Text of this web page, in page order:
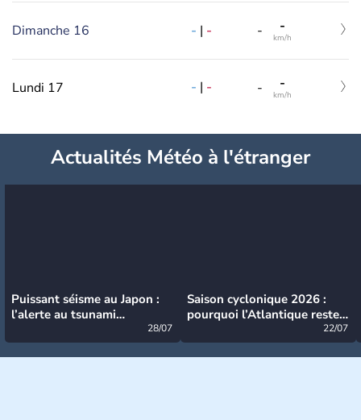
Dimanche 16 - | - - -
km/h
Lundi 17 - | - - -
km/h
Actualités Météo à l'étranger
Puissant séisme au Japon :
l’alerte au tsunami
28/07
Saison cyclonique 2026 :
pourquoi l’Atlantique reste
22/07